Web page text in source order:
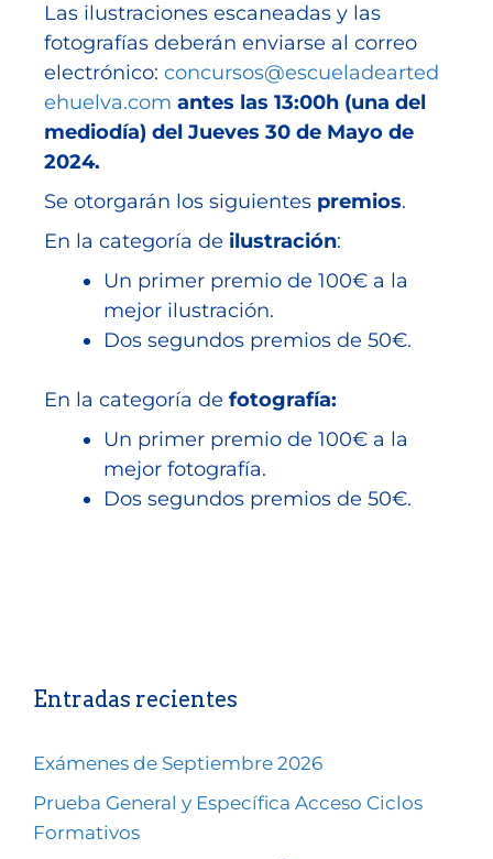
Las ilustraciones escaneadas y las
fotografías deberán enviarse al correo
electrónico: concursos@escueladearted
ehuelva.com antes las 13:00h (una del
mediodía) del Jueves 30 de Mayo de
2024.
Se otorgarán los siguientes premios.
En la categoría de ilustración:
Un primer premio de 100€ a la
mejor ilustración.
Dos segundos premios de 50€.
En la categoría de fotografía:
Un primer premio de 100€ a la
mejor fotografía.
Dos segundos premios de 50€.
Entradas recientes
Exámenes de Septiembre 2026
Prueba General y Específica Acceso Ciclos
Formativos